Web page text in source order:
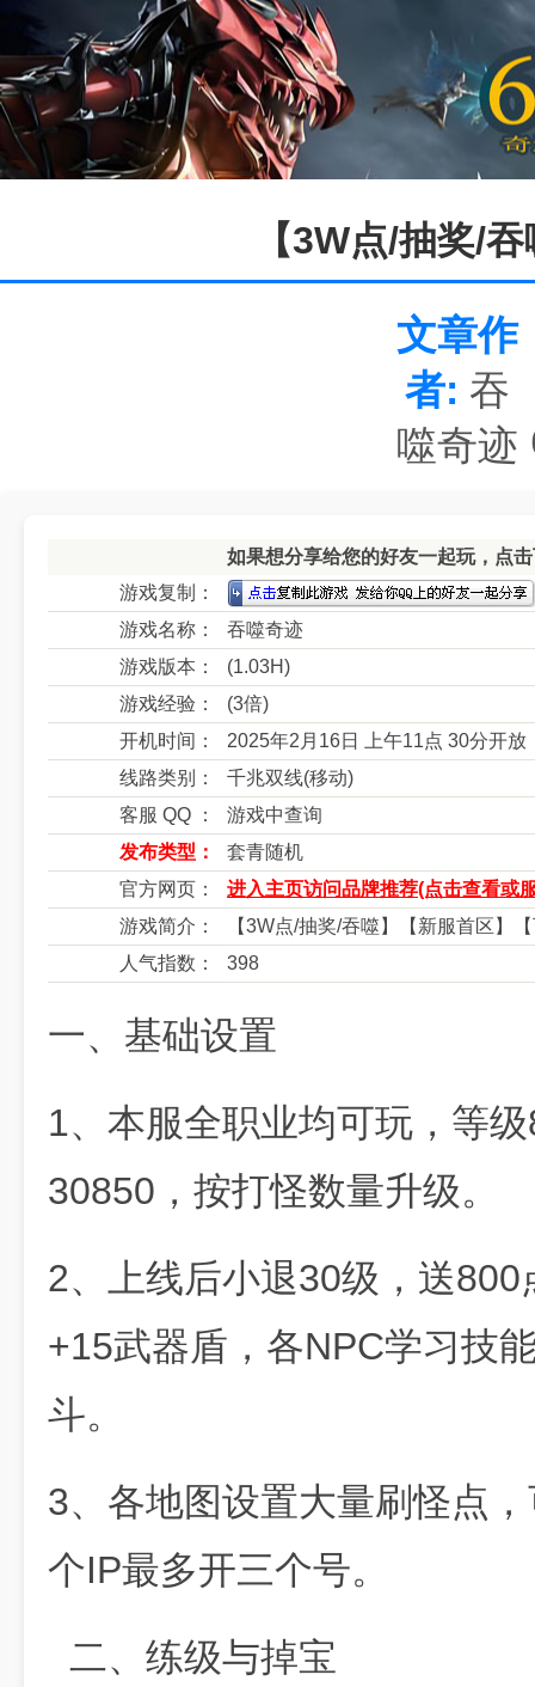
【3W点/抽奖/
文章作
者: 吞
噬奇迹
如果想分享给您的好友一起玩，点
游戏复制：
游戏名称：
吞噬奇迹
游戏版本：
(1.03H)
游戏经验：
(3倍)
开机时间：
2025年2月16日 上午11点 30分开放
线路类别：
千兆双线(移动)
客服 QQ ：
游戏中查询
发布类型：
套青随机
官方网页：
进入主页访问品牌推荐(点击查看或
游戏简介：
【3W点/抽奖/吞噬】【新服首区】
人气指数：
398
一、基础设置
1、本服全职业均可玩，等
30850，按打怪数量升级。
2、上线后小退30级，送
+15武器盾，各NPC学习技
斗。
3、各地图设置大量刷怪点
个IP最多开三个号。
二、练级与掉宝